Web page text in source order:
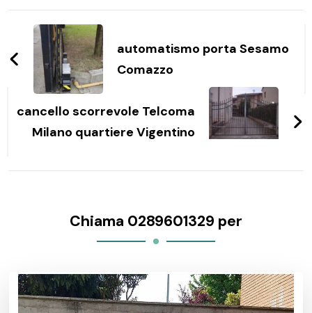
Navigazione
articoli
automatismo porta Sesamo
Comazzo
cancello scorrevole Telcoma
Milano quartiere Vigentino
Chiama 0289601329 per